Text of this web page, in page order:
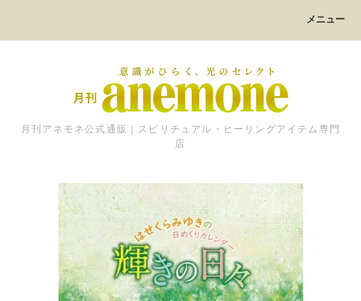
メニュー
月刊アネモネ公式通販｜スピリチュアル・ヒーリングアイテム専門
店